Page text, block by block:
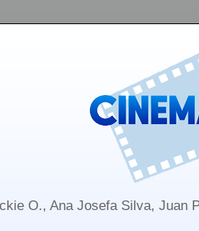
O., Ana Josefa Silva, Juan